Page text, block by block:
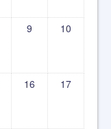
9 10
16 17